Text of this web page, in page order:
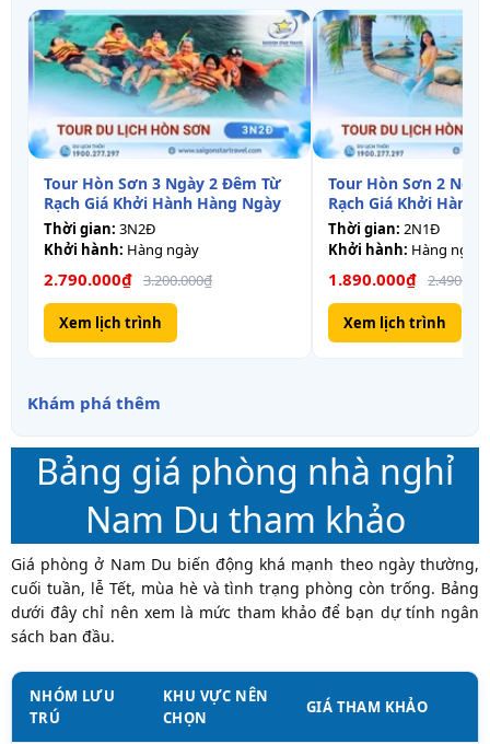
Tour Hòn Sơn 3 Ngày 2 Đêm Từ
Rạch Giá Khởi Hành Hàng Ngày
Thời gian: 3N2Đ
Khởi hành: Hàng ngày
2.790.000₫ 3.200.000₫
Xem lịch trình
Tour Hòn Sơn 2
Rạch Giá Khởi Hành
Thời gian: 2N1Đ
Khởi hành: Hàng ngày
1.890.000₫
Xem lịch trình
Khám phá thêm
Bảng giá phòng nhà nghỉ
Nam Du tham khảo
Giá phòng ở Nam Du biến động khá mạnh theo ngày thường,
cuối tuần, lễ Tết, mùa hè và tình trạng phòng còn trống. Bảng
dưới đây chỉ nên xem là mức tham khảo để bạn dự tính ngân
sách ban đầu.
NHÓM LƯU
TRÚ
KHU VỰC NÊN
CHỌN
GIÁ THAM KHẢO